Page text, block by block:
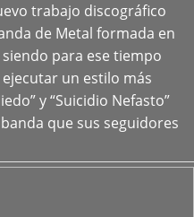
trabajo discográfico
de Metal formada en
siendo para ese tiempo
un estilo más
y “Suicidio Nefasto”
que sus seguidores